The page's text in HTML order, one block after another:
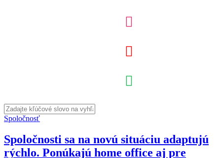
Spoločnosť
Spoločnosti sa na novú situáciu adaptujú
rýchlo. Ponúkajú home office aj pre